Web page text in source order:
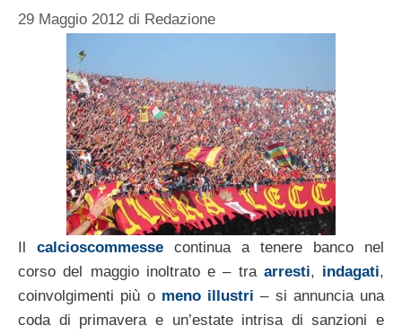
29 Maggio 2012 di Redazione
Il calcioscommesse continua a tenere banco nel
corso del maggio inoltrato e – tra arresti, indagati,
coinvolgimenti più o meno illustri – si annuncia una
coda di primavera e un’estate intrisa di sanzioni e